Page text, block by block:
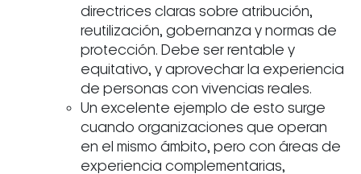
directrices claras sobre atribución,
reutilización, gobernanza y normas de
protección. Debe ser rentable y
equitativo, y aprovechar la experiencia
de personas con vivencias reales.
Un excelente ejemplo de esto surge
cuando organizaciones que operan
en el mismo ámbito, pero con áreas de
experiencia complementarias,